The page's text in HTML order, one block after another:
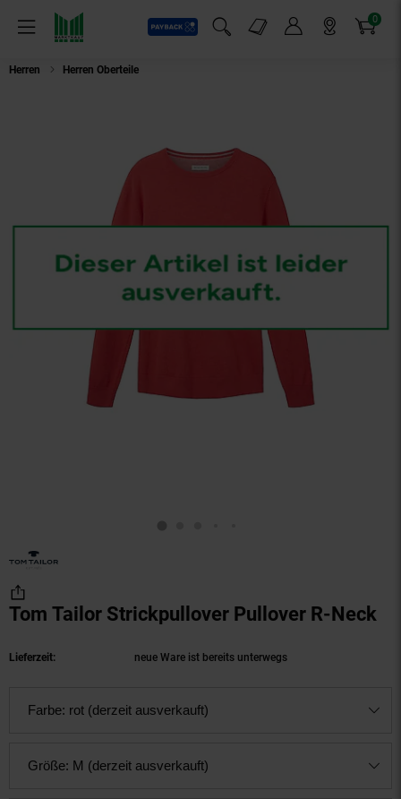
Menü
Payback
Suchfeld einblenden
Markt-Angebote 0
Artikel
Herren Herren Oberteile
Tom Tailor Strickpullover Pullover R-Neck
Lieferzeit: neue Ware ist bereits unterwegs
Farbe: rot (derzeit ausverkauft)
Größe: M (derzeit ausverkauft)